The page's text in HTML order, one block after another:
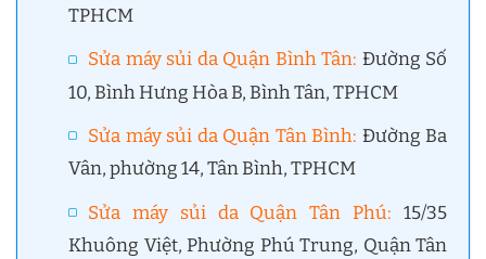
TPHCM
Sửa máy sủi da Quận Bình Tân: Đường Số
10, Bình Hưng Hòa B, Bình Tân, TPHCM
Sửa máy sủi da Quận Tân Bình: Đường Ba
Vân, phường 14, Tân Bình, TPHCM
Sửa máy sủi da Quận Tân Phú: 15/35
Khuông Việt, Phường Phú Trung, Quận Tân